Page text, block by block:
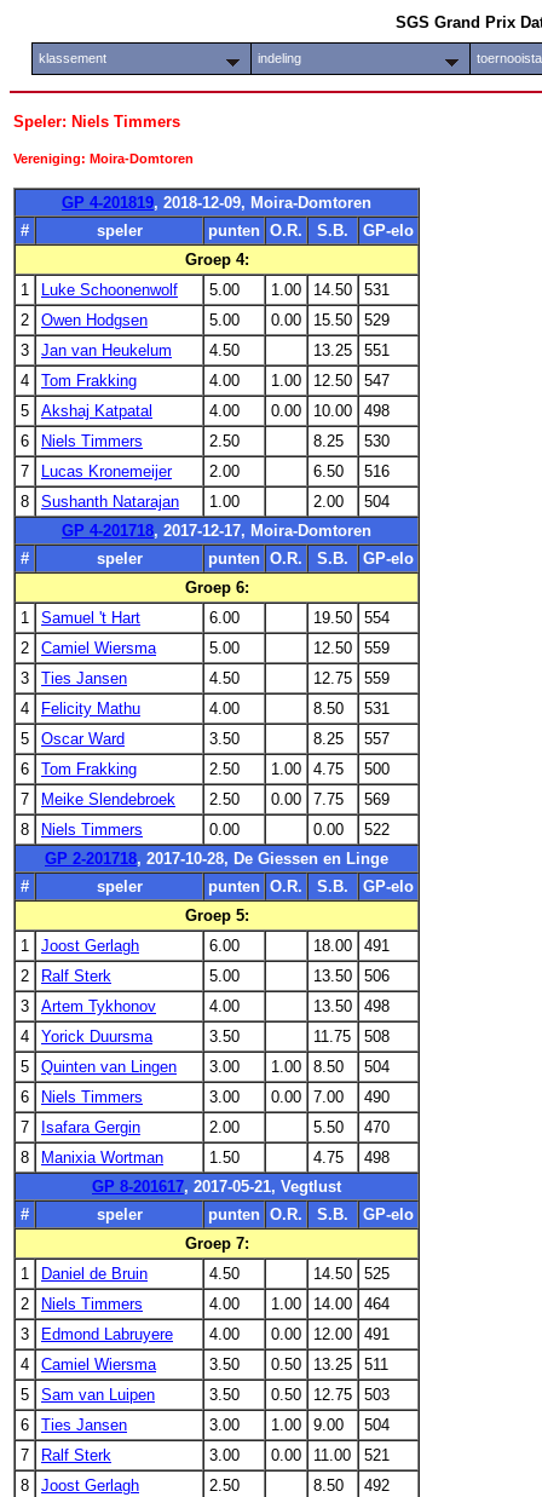
SGS Grand Prix
klassement indeling
Speler: Niels Timmers
Vereniging: Moira-Domtoren
GP 4-201819, 2018-12-09, Moira-Domtoren
#
speler punten O.R. S.B.
GP-elo
Groep 4:
1
Luke Schoonenwolf 5.00 1.00 14.50
531
2
Owen Hodgsen 5.00 0.00 15.50
529
3
Jan van Heukelum 4.50 13.25
551
4
Tom Frakking 4.00 1.00 12.50
547
5
Akshaj Katpatal 4.00 0.00 10.00
498
6
Niels Timmers 2.50 8.25
530
7
Lucas Kronemeijer 2.00 6.50
516
8
Sushanth Natarajan 1.00 2.00
504
GP 4-201718, 2017-12-17, Moira-Domtoren
#
speler punten O.R. S.B.
GP-elo
Groep 6:
1
Samuel 't Hart 6.00 19.50
554
2
Camiel Wiersma 5.00 12.50
559
3
Ties Jansen 4.50 12.75
559
4
Felicity Mathu 4.00 8.50
531
5
Oscar Ward 3.50 8.25
557
6
Tom Frakking 2.50 1.00 4.75
500
7
Meike Slendebroek 2.50 0.00 7.75
569
8
Niels Timmers 0.00 0.00
522
GP 2-201718, 2017-10-28, De Giessen en Linge
#
speler punten O.R. S.B.
GP-elo
Groep 5:
1
Joost Gerlagh 6.00 18.00
491
2
Ralf Sterk 5.00 13.50
506
3
Artem Tykhonov 4.00 13.50
498
4
Yorick Duursma 3.50 11.75
508
5
Quinten van Lingen 3.00 1.00 8.50
504
6
Niels Timmers 3.00 0.00 7.00
490
7
Isafara Gergin 2.00 5.50
470
8
Manixia Wortman 1.50 4.75
498
GP 8-201617, 2017-05-21, Vegtlust
#
speler punten O.R. S.B.
GP-elo
Groep 7:
1
Daniel de Bruin 4.50 14.50
525
2
Niels Timmers 4.00 1.00 14.00
464
3
Edmond Labruyere 4.00 0.00 12.00
491
4
Camiel Wiersma 3.50 0.50 13.25
511
5
Sam van Luipen 3.50 0.50 12.75
503
6
Ties Jansen 3.00 1.00 9.00
504
7
Ralf Sterk 3.00 0.00 11.00
521
8
Joost Gerlagh 2.50 8.50
492